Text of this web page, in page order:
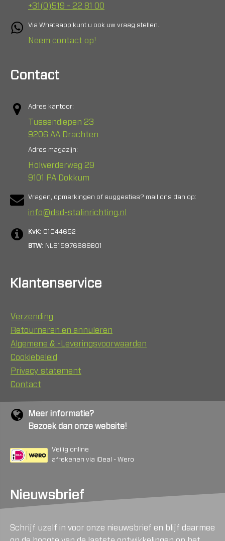
+31(0)519 - 22 81 00
Via Whatsapp kunt u ook uw vraag stellen.
Neem contact op!
Contact
Adres kantoor:
Tussendiepen 23
9206 AA Drachten
Adres magazijn:
Holwerderweg 29
9101 PA Dokkum
Vragen, opmerkingen of suggesties? mail ons dan op:
info@dsd-stalinrichting.nl
KvK: 01044652
BTW: NL815976689B01
Klantenservice
Verzending
Retourneren en annuleren
Algemene & -Leveringsvoorwaarden
Cookiebeleid
Privacy statement
Contact
Meer informatie?
Bezoek dan onze website!
Veilig online
afrekenen via iDeal - Wero
Nieuwsbrief
Schrijf uzelf in voor onze nieuwsbrief en blijf daarmee